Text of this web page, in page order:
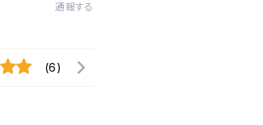
通報する
(6)